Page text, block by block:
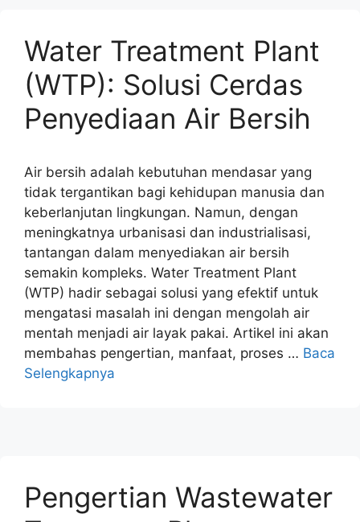
Water Treatment Plant
(WTP): Solusi Cerdas
Penyediaan Air Bersih
Air bersih adalah kebutuhan mendasar yang
tidak tergantikan bagi kehidupan manusia dan
keberlanjutan lingkungan. Namun, dengan
meningkatnya urbanisasi dan industrialisasi,
tantangan dalam menyediakan air bersih
semakin kompleks. Water Treatment Plant
(WTP) hadir sebagai solusi yang efektif untuk
mengatasi masalah ini dengan mengolah air
mentah menjadi air layak pakai. Artikel ini akan
membahas pengertian, manfaat, proses … Baca
Selengkapnya
Pengertian Wastewater